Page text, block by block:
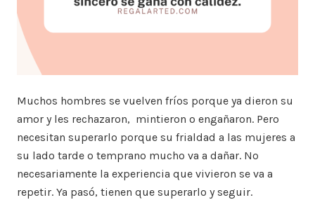
Muchos hombres se vuelven fríos porque ya dieron su
amor y les rechazaron, mintieron o engañaron. Pero
necesitan superarlo porque su frialdad a las mujeres a
su lado tarde o temprano mucho va a dañar. No
necesariamente la experiencia que vivieron se va a
repetir. Ya pasó, tienen que superarlo y seguir.